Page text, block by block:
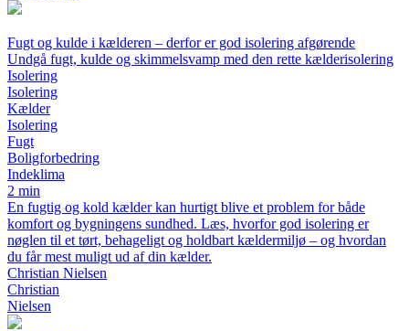
Fugt og kulde i kælderen – derfor er god isolering afgørende
Undgå fugt, kulde og skimmelsvamp med den rette kælderisolering
Isolering
Isolering
Kælder
Isolering
Fugt
Boligforbedring
Indeklima
2 min
En fugtig og kold kælder kan hurtigt blive et problem for både
komfort og bygningens sundhed. Læs, hvorfor god isolering er
nøglen til et tørt, behageligt og holdbart kældermiljø – og hvordan
du får mest muligt ud af din kælder.
Christian Nielsen
Christian
Nielsen